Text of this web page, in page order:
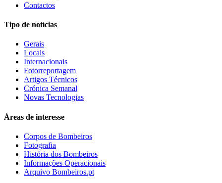
Contactos
Tipo de notícias
Gerais
Locais
Internacionais
Fotorreportagem
Artigos Técnicos
Crónica Semanal
Novas Tecnologias
Áreas de interesse
Corpos de Bombeiros
Fotografia
História dos Bombeiros
Informações Operacionais
Arquivo Bombeiros.pt